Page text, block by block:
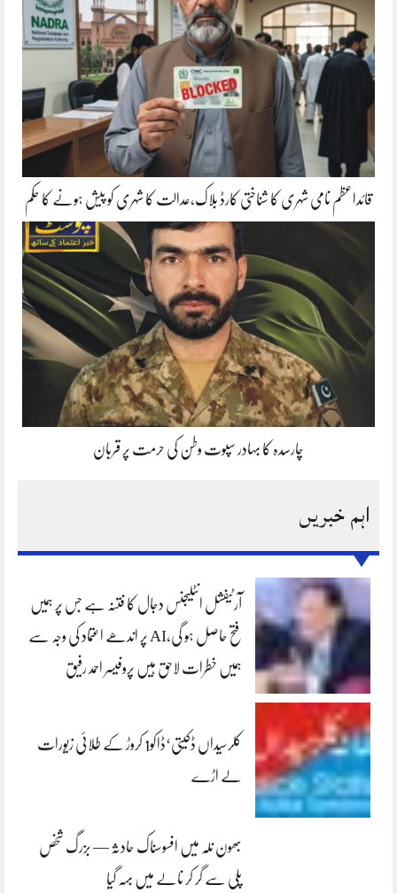
قائداعظم نامی شہری کا شناختی کارڈ بلاک،عدالت کا شہری کو پیش ہونے کا حکم
چارسدہ کا بہادر سپوت وطن کی حرمت پر قربان
اہم خبریں
آرٹیفشل انٹلیجنس دجال کا فتنہ ہے جس پر ہمیں
فتح حاصل ہو گی،AI پر اندھے اعتماد کی وجہ سے
ہمیں خطرات لاحق ہیں پروفیسر احمد رفیق
کلرسیداں ڈکیتی‘ڈاکو1 کروڑ کے طلائی زیورات
لے اڑے
بھون نلہ میں افسوسناک حادثہ — بزرگ شخص
پلی سے گر کر نالے میں بہہ گیا